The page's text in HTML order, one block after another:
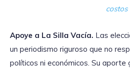
costos
Apoye a La Silla Vacía. Las
un periodismo riguroso que no
políticos ni económicos. Su aporte